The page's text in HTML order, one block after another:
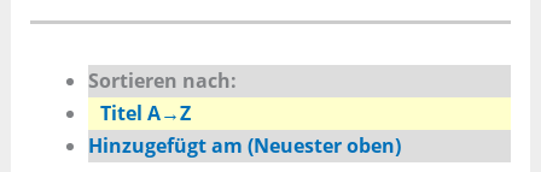
Sortieren nach:
Titel A→Z
Hinzugefügt am (Neuester oben)